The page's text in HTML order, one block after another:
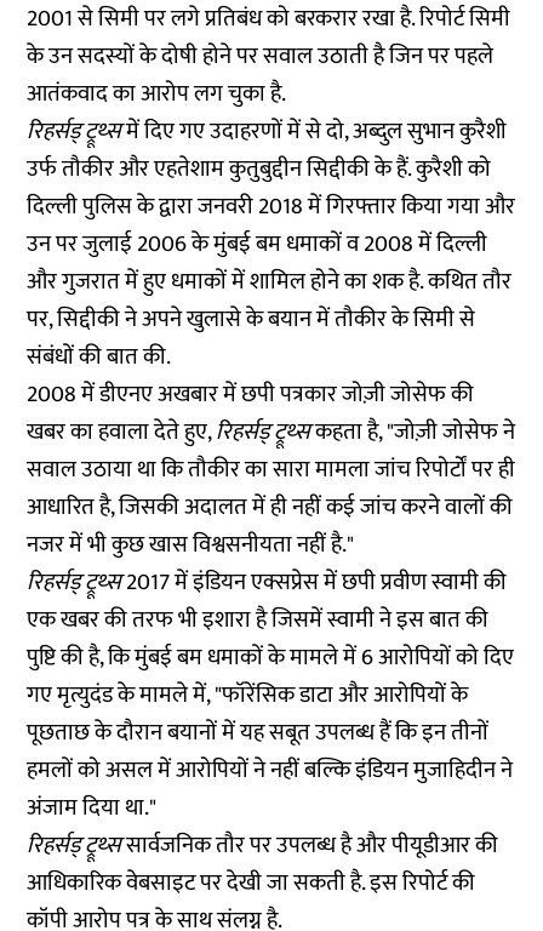
2001 से सिमी पर लगे प्रतिबंध को बरकरार रखा है. रिपोर्ट सिमी
के उन सदस्यों के दोषी होने पर सवाल उठाती है जिन पर पहले
आतंकवाद का आरोप लग चुका है.
रिहर्सड् ट्रूथ्समें दिए गए उदाहरणों में से दो, अब्दुल सुभान कुरैशी
उर्फ तौकीर और एहतेशाम कुतुबुद्दीन सिद्दीकी के हैं. कुरैशी को
दिल्ली पुलिस के द्वारा जनवरी 2018 में गिरफ्तार किया गया और
उन पर जुलाई 2006 के मुंबई बम धमाकों व 2008 में दिल्ली
और गुजरात में हुए धमाकों में शामिल होने का शक है. कथित तौर
पर, सिद्दीकी ने अपने खुलासे के बयान में तौकीर के सिमी से
संबंधों की बात की.
2008 में डीएनए अखबार में छपी पत्रकार जोज़ी जोसेफ की
खबर का हवाला देते हुए,रिहर्सड् ट्रूथ्सकहता है, "जोज़ी जोसेफ ने
सवाल उठाया था कि तौकीर का सारा मामला जांच रिपोर्टों पर ही
आधारित है, जिसकी अदालत में ही नहीं कई जांच करने वालों की
नजर में भी कुछ खास विश्वसनीयता नहीं है."
रिहर्सड् ट्रूथ्स2017 में इंडियन एक्सप्रेस में छपी प्रवीण स्वामी की
एकखबरकी तरफ भी इशारा है जिसमें स्वामी ने इस बात की
पुष्टि की है, कि मुंबई बम धमाकों के मामले में 6 आरोपियों को दिए
गए मृत्युदंड के मामले में, "फॉरेंसिक डाटा और आरोपियों के
पूछताछ के दौरान बयानों में यह सबूत उपलब्ध हैं कि इन तीनों
हमलों को असल में आरोपियों ने नहीं बल्कि इंडियन मुजाहिदीन ने
अंजाम दिया था."
रिहर्सड् ट्रूथ्ससार्वजनिक तौर पर उपलब्ध है और पीयूडीआर की
आधिकारिक वेबसाइट परदेखीजा सकती है. इस रिपोर्ट की
कॉपी आरोप पत्र के साथ संलग्न है.